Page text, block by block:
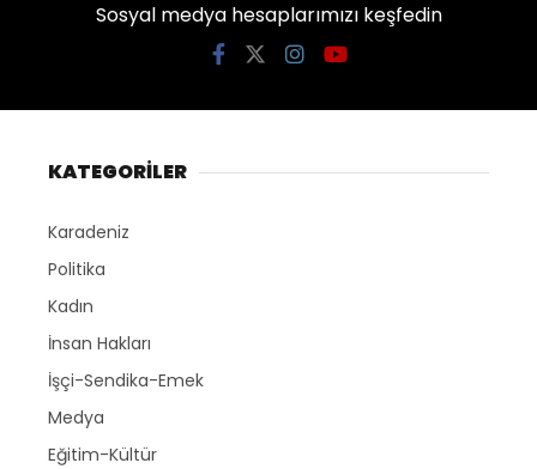
Sosyal medya hesaplarımızı keşfedin
KATEGORİLER
Karadeniz
Politika
Kadın
İnsan Hakları
İşçi-Sendika-Emek
Medya
Eğitim-Kültür